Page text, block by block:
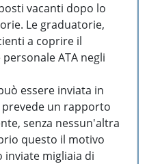
vacanti dopo lo
Le graduatorie,
a coprire il
ATA negli
essere inviata in
un rapporto
senza nessun'altra
questo il motivo
inviate migliaia di